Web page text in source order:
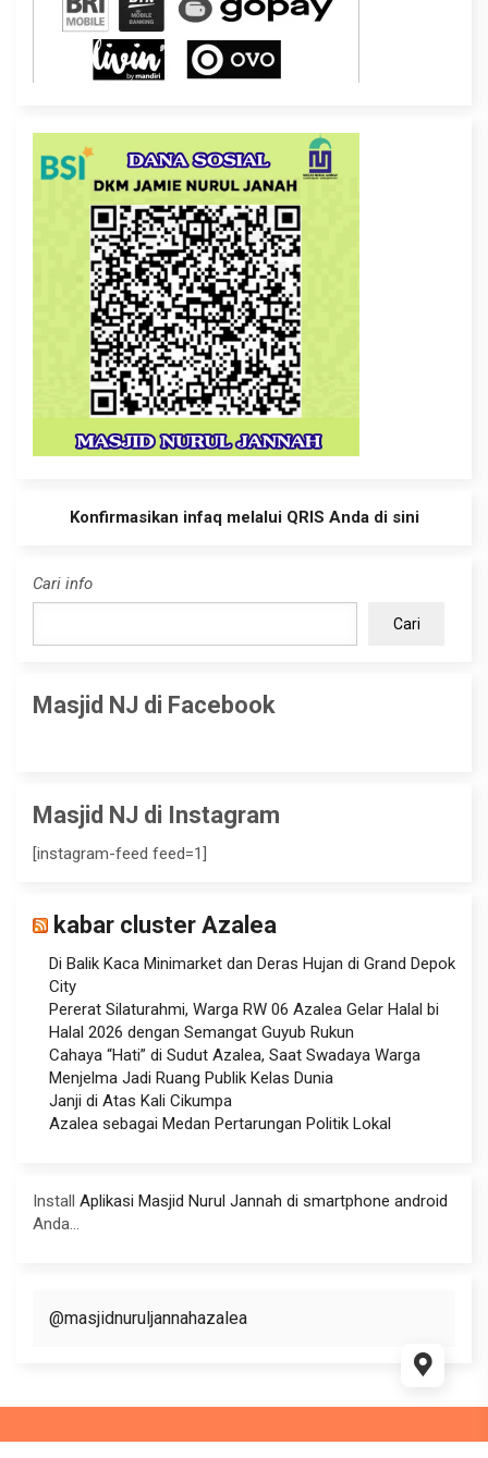
Konfirmasikan infaq melalui QRIS Anda di sini
Cari info
Cari
Masjid NJ di Facebook
Masjid NJ di Instagram
[instagram-feed feed=1]
kabar cluster Azalea
Di Balik Kaca Minimarket dan Deras Hujan di Grand Depok
City
Pererat Silaturahmi, Warga RW 06 Azalea Gelar Halal bi
Halal 2026 dengan Semangat Guyub Rukun
Cahaya “Hati” di Sudut Azalea, Saat Swadaya Warga
Menjelma Jadi Ruang Publik Kelas Dunia
Janji di Atas Kali Cikumpa
Azalea sebagai Medan Pertarungan Politik Lokal
Install Aplikasi Masjid Nurul Jannah di smartphone android
Anda...
@masjidnuruljannahazalea